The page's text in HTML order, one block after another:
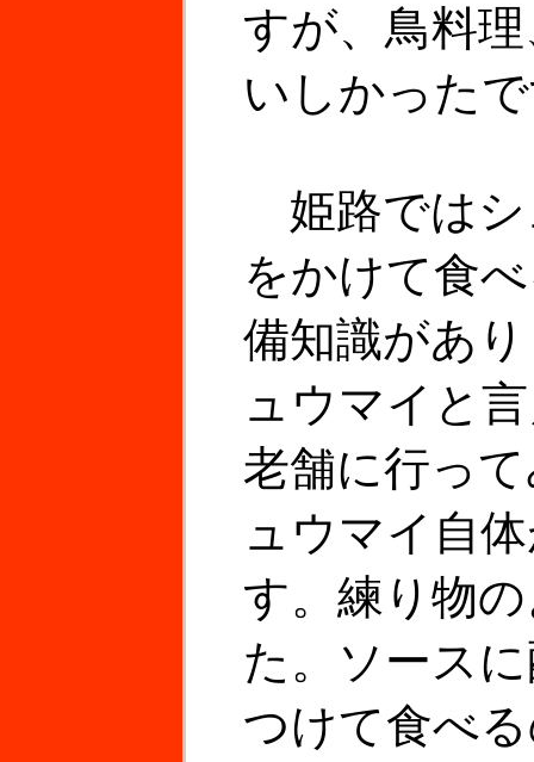
すが、鳥料
いしかった
姫路ではシ
をかけて食
備知識があ
ュウマイと
老舗に行っ
ュウマイ自
す。練り物
た。ソース
つけて食べ